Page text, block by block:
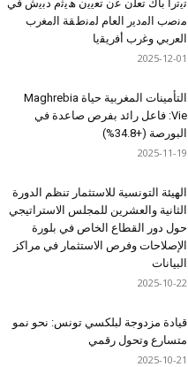
ﺗﯾﺗرا ﺑﺎك ﺗﻌﻠن ﻋن ﺗﻌﯾﯾن ھﯾﺛم دﺑﯾش ﻓﻲ
ﻣﻧﺻب اﻟﻣدﯾر اﻟﻌﺎم ﻟﻣﻧطﻘﺔ اﻟﻣﻐرب
اﻟﻌرﺑﻲ وﻏرب أﻓرﯾﻘﯾﺎ
2025-12-01
التأمينات المغربية حياة Maghrebia
Vie: فاعل رائد بفرص صاعدة في
البورصة (+34.8%)
2025-11-19
الهيئة التونسية للاستثمار تنظم الدورة
الثانية والعشرين للمجلس الاستراتيجي
حول دور القطاع الخاص في بلورة
الإصلاحات وفرص الاستثمار في مراكز
البيانات
2025-10-22
قيادة مزدوجة لبلكسي تونس: نحو نمو
متسارع وتحول رقمي
2025-10-21